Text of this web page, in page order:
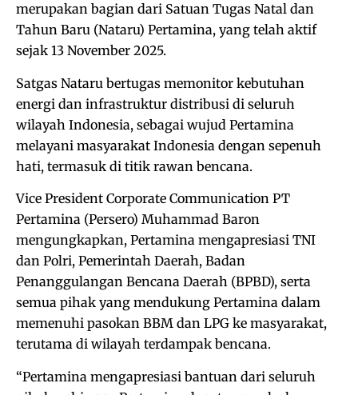
merupakan bagian dari Satuan Tugas Natal dan
Tahun Baru (Nataru) Pertamina, yang telah aktif
sejak 13 November 2025.
Satgas Nataru bertugas memonitor kebutuhan
energi dan infrastruktur distribusi di seluruh
wilayah Indonesia, sebagai wujud Pertamina
melayani masyarakat Indonesia dengan sepenuh
hati, termasuk di titik rawan bencana.
Vice President Corporate Communication PT
Pertamina (Persero) Muhammad Baron
mengungkapkan, Pertamina mengapresiasi TNI
dan Polri, Pemerintah Daerah, Badan
Penanggulangan Bencana Daerah (BPBD), serta
semua pihak yang mendukung Pertamina dalam
memenuhi pasokan BBM dan LPG ke masyarakat,
terutama di wilayah terdampak bencana.
“Pertamina mengapresiasi bantuan dari seluruh